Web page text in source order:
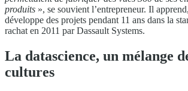
produits », se souvient l’entrepreneur. Il
développe des projets pendant 11 ans dans la
rachat en 2011 par Dassault Systems.
La datascience, un mélange
cultures